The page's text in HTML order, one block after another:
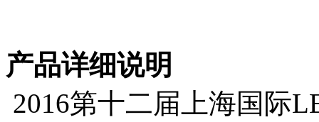
产品详细说明
2016第十二届上海国际